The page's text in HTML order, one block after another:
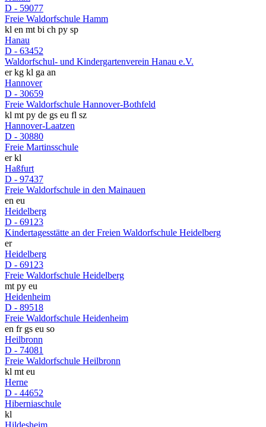
D - 59077
Freie Waldorfschule Hamm
kl en mt bi ch py sp
Hanau
D - 63452
Waldorfschul- und Kindergartenverein Hanau e.V.
er kg kl ga an
Hannover
D - 30659
Freie Waldorfschule Hannover-Bothfeld
kl mt py de gs eu fl sz
Hannover-Laatzen
D - 30880
Freie Martinsschule
er kl
Haßfurt
D - 97437
Freie Waldorfschule in den Mainauen
en eu
Heidelberg
D - 69123
Kindertagesstätte an der Freien Waldorfschule Heidelberg
er
Heidelberg
D - 69123
Freie Waldorfschule Heidelberg
mt py eu
Heidenheim
D - 89518
Freie Waldorfschule Heidenheim
en fr gs eu so
Heilbronn
D - 74081
Freie Waldorfschule Heilbronn
kl mt eu
Herne
D - 44652
Hiberniaschule
kl
Hildesheim